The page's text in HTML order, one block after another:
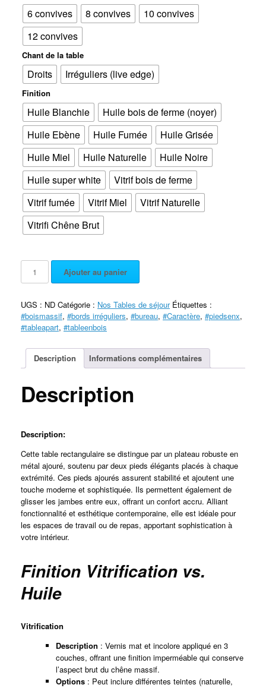
6 convives 8 convives
10 convives
12 convives
Chant de la table
Droits Irréguliers (live edge)
Finition
Huile Blanchie
Huile bois de ferme (noyer)
Huile Ebène
Huile Fumée
Huile Grisée
Huile Miel
Huile Naturelle
Huile Noire
Huile super white
Vitrif bois de ferme
Vitrif fumée
Vitrif Miel
Vitrif Naturelle
Vitrifi Chêne Brut
Ajouter au panier
UGS : ND Catégorie : Nos Tables de séjour Étiquettes :
#boismassif, #bords irréguliers, #bureau, #Caractère, #piedsenx,
#tableapart, #tableenbois
Description Informations complémentaires
Description
Description:
Cette table rectangulaire se distingue par un plateau robuste en
métal ajouré, soutenu par deux pieds élégants placés à chaque
extrémité. Ces pieds ajourés assurent stabilité et ajoutent une
touche moderne et sophistiquée. Ils permettent également de
glisser les jambes entre eux, offrant un confort accru. Alliant
fonctionnalité et esthétique contemporaine, elle est idéale pour
les espaces de travail ou de repas, apportant sophistication à
votre intérieur.
Finition Vitrification vs.
Huile
Vitrification
Description : Vernis mat et incolore appliqué en 3
couches, offrant une finition imperméable qui conserve
l’aspect brut du chêne massif.
Options: Peut inclure différentes teintes (naturelle,